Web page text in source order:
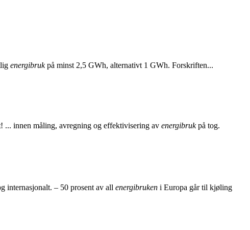
energibrukpå minst 2,5 GWh, alternativt 1 GWh. Forskriften...
... innen måling, avregning og effektivisering av energibrukpå tog.
internasjonalt. – 50 prosent av all energibruken i Europa går til kjøling